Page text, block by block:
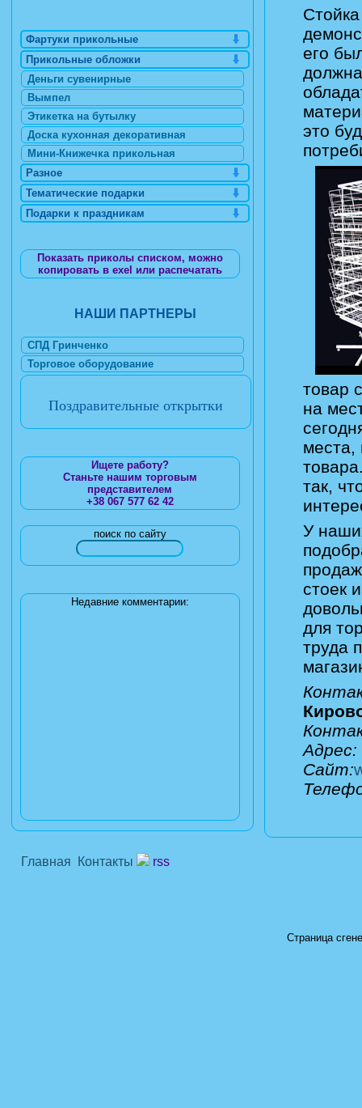
его
это
товар
на
места,
так,
У
стоек
для
труда
Адрес:
Сайт:
Фартуки прикольные
Прикольные обложки
Деньги сувенирные
Вымпел
Этикетка на бутылку
Доска кухонная декоративная
Мини-Книжечка прикольная
Разное
Тематические подарки
Подарки к праздникам
Показать приколы списком, можно
копировать в exel или распечатать
НАШИ ПАРТНЕРЫ
СПД Гринченко
Торговое оборудование
Поздравительные открытки
Ищете работу?
Станьте нашим торговым
представителем
+38 067 577 62 42
поиск по сайту
Недавние комментарии:
Главная Контакты rss
Страница